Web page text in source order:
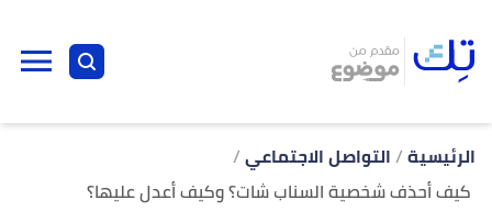
الرئيسية التواصل الاجتماعي
كيف أحذف شخصية السناب شات؟ وكيف أعدل عليها؟